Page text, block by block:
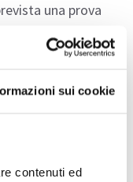
sui cookie
contenuti ed
una prova
acquisite e
la